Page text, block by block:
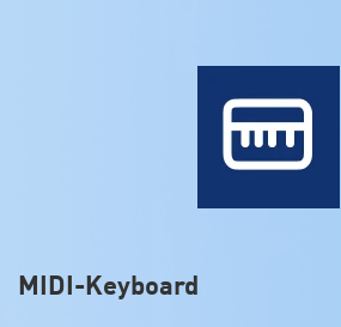
MIDI-Keyboard